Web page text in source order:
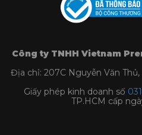
Lưu ý vệ sinh và sử dụng
Hạn chế sử dụng các
Bảo quản sản phẩm
Không ngâm sản
Không vệ sinh sản
Công ty TNHH Vietnam
Địa chỉ: 207C Nguyễn Văn Thủ,
Giấy phép kinh doanh số
TP.HCM cấp